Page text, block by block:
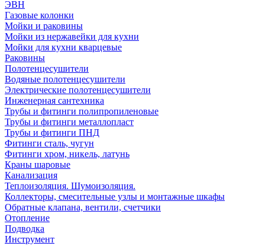
ЭВН
Газовые колонки
Мойки и раковины
Мойки из нержавейки для кухни
Мойки для кухни кварцевые
Раковины
Полотенцесушители
Водяные полотенцесушители
Электрические полотенцесушители
Инженерная сантехника
Трубы и фитинги полипропиленовые
Трубы и фитинги металлопласт
Трубы и фитинги ПНД
Фитинги сталь, чугун
Фитинги хром, никель, латунь
Краны шаровые
Канализация
Теплоизоляция. Шумоизоляция.
Коллекторы, смесительные узлы и монтажные шкафы
Обратные клапана, вентили, счетчики
Отопление
Подводка
Инструмент